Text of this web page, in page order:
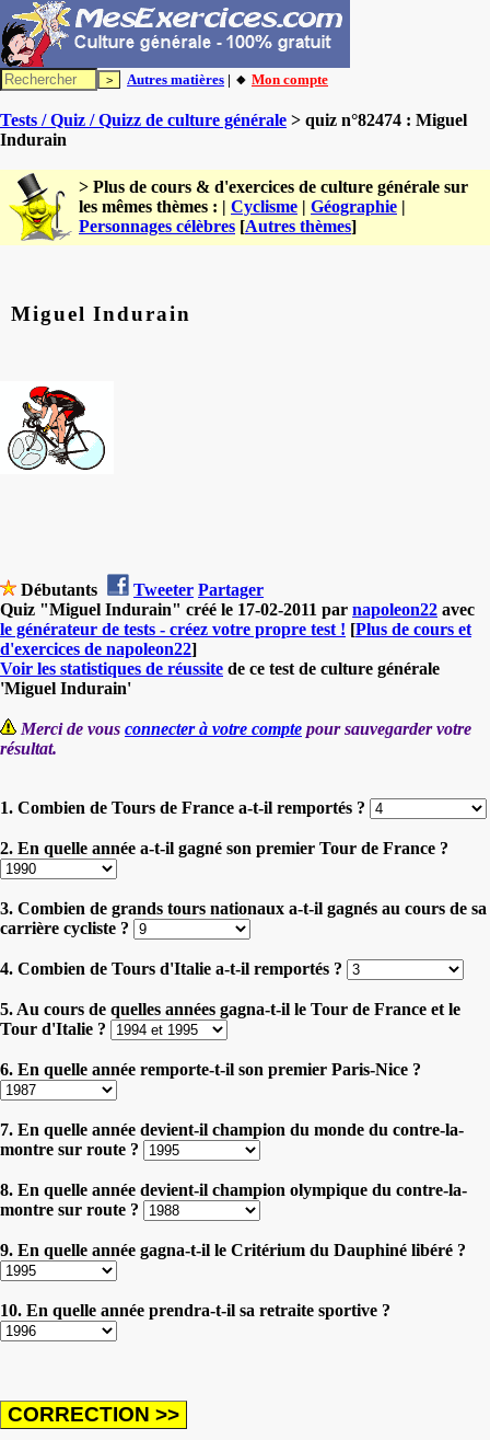
Autres matières | 🔸 Mon compte
Tests / Quiz / Quizz de culture générale > quiz n°82474 : Miguel
Indurain
> Plus de cours & d'exercices de culture générale sur
les mêmes thèmes : | Cyclisme | Géographie |
Personnages célèbres [Autres thèmes]
Miguel Indurain
Débutants Tweeter Partager
Quiz "Miguel Indurain" créé le 17-02-2011 par napoleon22 avec
le générateur de tests - créez votre propre test ! [Plus de cours et
d'exercices de napoleon22]
Voir les statistiques de réussite de ce test de culture générale
'Miguel Indurain'
Merci de vous connecter à votre compte pour sauvegarder votre
résultat.
1. Combien de Tours de France a-t-il remportés ?
2. En quelle année a-t-il gagné son premier Tour de France ?
3. Combien de grands tours nationaux a-t-il gagnés au cours de sa
carrière cycliste ?
4. Combien de Tours d'Italie a-t-il remportés ?
5. Au cours de quelles années gagna-t-il le Tour de France et le
Tour d'Italie ?
6. En quelle année remporte-t-il son premier Paris-Nice ?
7. En quelle année devient-il champion du monde du contre-la-
montre sur route ?
8. En quelle année devient-il champion olympique du contre-la-
montre sur route ?
9. En quelle année gagna-t-il le Critérium du Dauphiné libéré ?
10. En quelle année prendra-t-il sa retraite sportive ?